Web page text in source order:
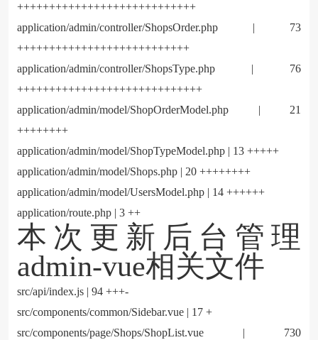
++++++++++++++++++++++++++++
application/admin/controller/ShopsOrder.php | 73
+++++++++++++++++++++++++++
application/admin/controller/ShopsType.php | 76
+++++++++++++++++++++++++++++
application/admin/model/ShopOrderModel.php | 21
++++++++
application/admin/model/ShopTypeModel.php | 13 +++++
application/admin/model/Shops.php | 20 ++++++++
application/admin/model/UsersModel.php | 14 ++++++
application/route.php | 3 ++
本次更新后台管理
admin-vue相关文件
src/api/index.js | 94 +++-
src/components/common/Sidebar.vue | 17 +
src/components/page/Shops/ShopList.vue | 730